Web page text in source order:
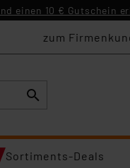
einen 10 € Gutschein
zum
Sortiments-Deals